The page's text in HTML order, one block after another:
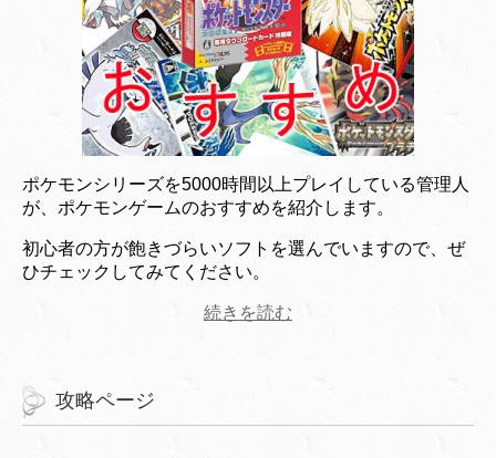
ポケモンシリーズを5000時間以上プレイしている管理人
が、ポケモンゲームのおすすめを紹介します。
初心者の方が飽きづらいソフトを選んでいますので、ぜ
ひチェックしてみてください。
続きを読む
攻略ページ